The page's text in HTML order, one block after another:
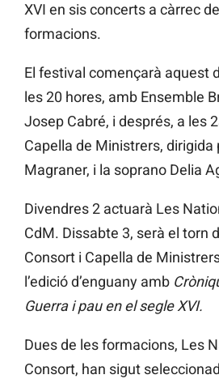
XVI en sis concerts a càrrec
formacions.
El festival començarà aquest
les 20 hores, amb Ensemble
Josep Cabré, i després, a les
Capella de Ministrers, dirigida
Magraner, i la soprano Delia
Divendres 2 actuarà Les
CdM. Dissabte 3, serà el torn
Consort i Capella de
l’edició d’enguany amb
Guerra i pau en el segle XVI.
Dues de les formacions, Les
Consort, han sigut